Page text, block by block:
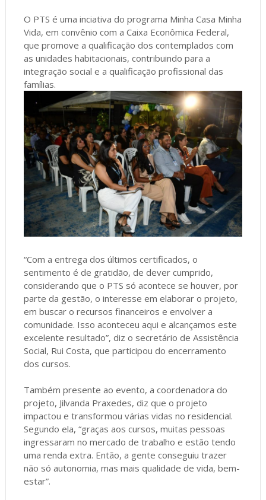
O PTS é uma inciativa do programa Minha Casa Minha
Vida, em convênio com a Caixa Econômica Federal,
que promove a qualificação dos contemplados com
as unidades habitacionais, contribuindo para a
integração social e a qualificação profissional das
famílias.
“Com a entrega dos últimos certificados, o
sentimento é de gratidão, de dever cumprido,
considerando que o PTS só acontece se houver, por
parte da gestão, o interesse em elaborar o projeto,
em buscar o recursos financeiros e envolver a
comunidade. Isso aconteceu aqui e alcançamos este
excelente resultado”, diz o secretário de Assistência
Social, Rui Costa, que participou do encerramento
dos cursos.
Também presente ao evento, a coordenadora do
projeto, Jilvanda Praxedes, diz que o projeto
impactou e transformou várias vidas no residencial.
Segundo ela, “graças aos cursos, muitas pessoas
ingressaram no mercado de trabalho e estão tendo
uma renda extra. Então, a gente conseguiu trazer
não só autonomia, mas mais qualidade de vida, bem-
estar”.